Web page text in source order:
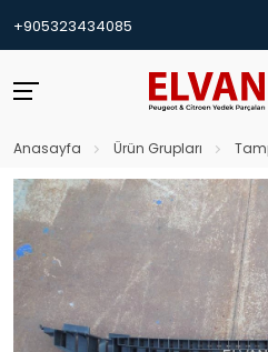
+905323434085
Anasayfa Ürün Grupları